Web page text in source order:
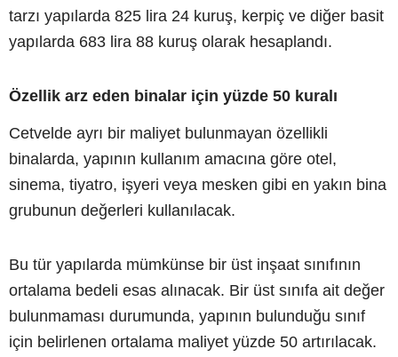
tarzı yapılarda 825 lira 24 kuruş, kerpiç ve diğer basit
yapılarda 683 lira 88 kuruş olarak hesaplandı.
Özellik arz eden binalar için yüzde 50 kuralı
Cetvelde ayrı bir maliyet bulunmayan özellikli
binalarda, yapının kullanım amacına göre otel,
sinema, tiyatro, işyeri veya mesken gibi en yakın bina
grubunun değerleri kullanılacak.
Bu tür yapılarda mümkünse bir üst inşaat sınıfının
ortalama bedeli esas alınacak. Bir üst sınıfa ait değer
bulunmaması durumunda, yapının bulunduğu sınıf
için belirlenen ortalama maliyet yüzde 50 artırılacak.